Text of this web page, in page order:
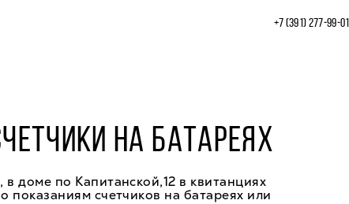
+7 (391) 277‒99‒01
НА БАТАРЕЯХ
доме по Капитанской,12 в квитанциях
показаниям счетчиков на батареях или